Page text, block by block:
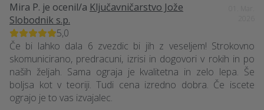
Mira P. je ocenil/a Ključavničarstvo Jože
Slobodnik s.p.
5,0
Če bi lahko dala 6 zvezdic bi jih z veseljem! Strokovno
skomunicirano, predracuni, izrisi in dogovori v rokih in po
naših željah. Sama ograja je kvalitetna in zelo lepa. Še
boljsa kot v teoriji. Tudi cena izredno dobra. Če iscete
ograjo je to vas izvajalec.